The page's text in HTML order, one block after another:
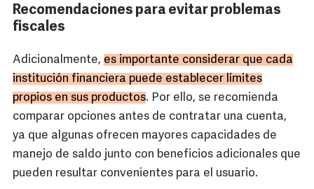
Recomendaciones para evitar problemas
fiscales
Adicionalmente, es importante considerar que cada
institución financiera puede establecer límites
propios en sus productos. Por ello, se recomienda
comparar opciones antes de contratar una cuenta,
ya que algunas ofrecen mayores capacidades de
manejo de saldo junto con beneficios adicionales que
pueden resultar convenientes para el usuario.